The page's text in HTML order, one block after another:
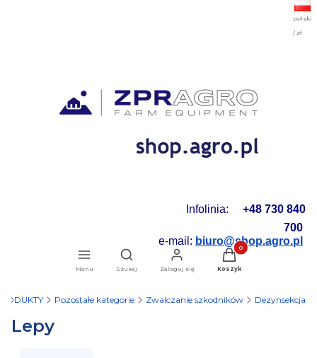
polski
/ zł
Infolinia: +48 730 840
700
e-mail: biuro@shop.agro.pl
Menu
Otwórz wyszukiwarkę
Szukaj Zaloguj się
Produkty w koszyku: 0.
Koszyk
Pozostałe kategorie Zwalczanie szkodników Dezynsekcja
Lepy